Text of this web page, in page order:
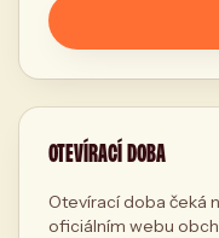
OTEVÍRACÍ DOBA
Otevírací doba čeká
oficiálním webu